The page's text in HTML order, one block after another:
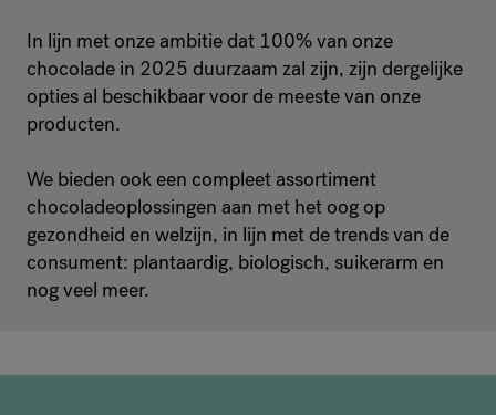
In lijn met onze ambitie dat 100% van onze
chocolade in 2025 duurzaam zal zijn, zijn dergelijke
opties al beschikbaar voor de meeste van onze
producten.
We bieden ook een compleet assortiment
chocoladeoplossingen aan met het oog op
gezondheid en welzijn, in lijn met de trends van de
consument: plantaardig, biologisch, suikerarm en
nog veel meer.